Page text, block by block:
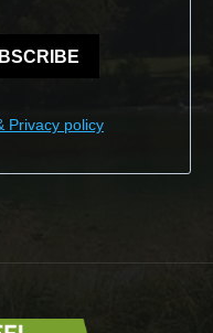
Privacy policy